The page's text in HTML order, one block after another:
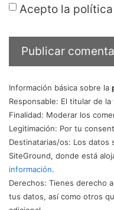
Acepto la
Información básica sobre la
Responsable: El titular de la
Finalidad: Moderar los
Legitimación: Por tu
Destinatarias/os: Los datos
SiteGround, donde está
información.
Derechos: Tienes derecho
tus datos, así como otros